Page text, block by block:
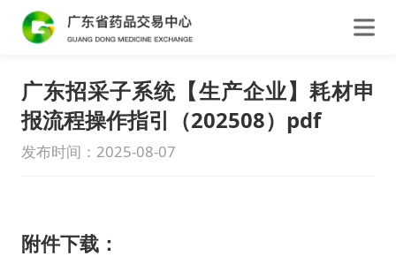
广东招采子系统【生产企业】耗材申
报流程操作指引（202508）pdf
发布时间：2025-08-07
附件下载：